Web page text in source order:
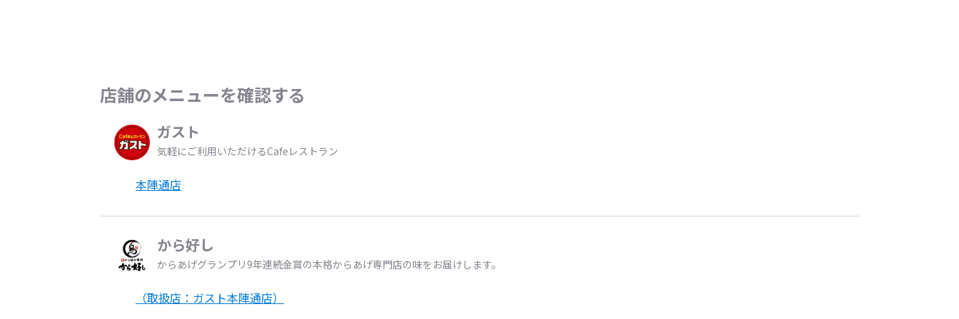
店舗のメニューを確認する
ガスト
気軽にご利用いただけるCafeレストラン
本陣通店
から好し
からあげグランプリ9年連続金賞の本格からあげ専門店の味をお届けします。
（取扱店：ガスト本陣通店）